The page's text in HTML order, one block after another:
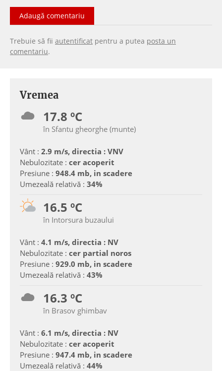
Adaugă comentariu
Trebuie să fii autentificat pentru a putea posta un
comentariu.
Vremea
17.8 ºC
în Sfantu gheorghe (munte)
Vânt : 2.9 m/s, directia : VNV
Nebulozitate : cer acoperit
Presiune : 948.4 mb, in scadere
Umezeală relativă : 34%
16.5 ºC
în Intorsura buzaului
Vânt : 4.1 m/s, directia : NV
Nebulozitate : cer partial noros
Presiune : 929.0 mb, in scadere
Umezeală relativă : 43%
16.3 ºC
în Brasov ghimbav
Vânt : 6.1 m/s, directia : NV
Nebulozitate : cer acoperit
Presiune : 947.4 mb, in scadere
Umezeală relativă : 44%